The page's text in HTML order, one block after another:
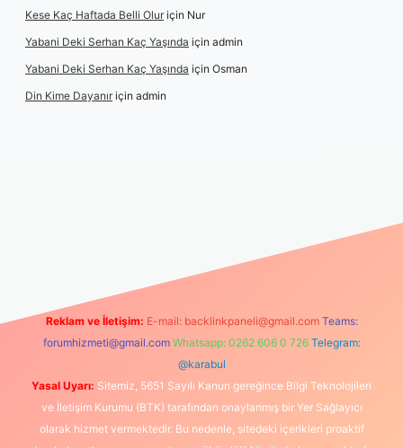
Kese Kaç Haftada Belli Oluriçin Nur
Yabani Deki Serhan Kaç Yaşında için admin
Yabani Deki Serhan Kaç Yaşında için Osman
Din Kime Dayanıriçin admin
Reklam ve İletişim: E-mail: backlinkpaneli@gmail.com Teams:
forumhizmeti@gmail.com Whatsapp: 0262 606 0 726 Telegram:
@karabul
Yasal Uyarı: Sitemiz, 5651 Sayılı Kanun gereğince Bilgi Teknolojileri
ve İletişim Kurumu (BTK) tarafından onaylanmış bir Yer Sağlayıcı
olarak hizmet vermektedir. Bu nedenle, sitedeki içerikleri proaktif